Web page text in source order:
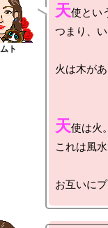
天使とい
つまり、
火は木が
天使は火
これは風